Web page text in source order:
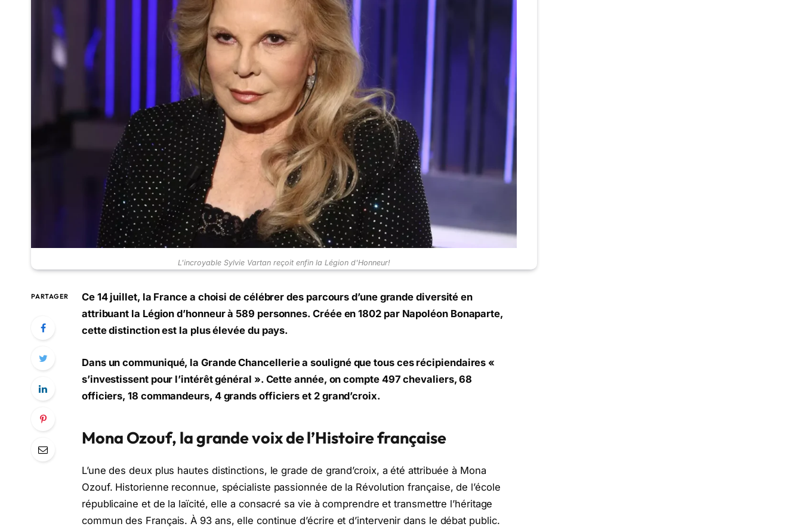
L'incroyable Sylvie Vartan reçoit enfin la Légion d'Honneur!
PARTAGER
Ce 14 juillet, la France a choisi de célébrer des parcours d’une grande diversité en
attribuant la Légion d’honneur à 589 personnes. Créée en 1802 par Napoléon Bonaparte,
cette distinction est la plus élevée du pays.
Dans un communiqué, la Grande Chancellerie a souligné que tous ces récipiendaires «
s’investissent pour l’intérêt général ». Cette année, on compte 497 chevaliers, 68
officiers, 18 commandeurs, 4 grands officiers et 2 grand’croix.
Mona Ozouf, la grande voix de l’Histoire française
L’une des deux plus hautes distinctions, le grade de grand’croix, a été attribuée à Mona
Ozouf. Historienne reconnue, spécialiste passionnée de la Révolution française, de l’école
républicaine et de la laïcité, elle a consacré sa vie à comprendre et transmettre l’héritage
commun des Français. À 93 ans, elle continue d’écrire et d’intervenir dans le débat public.